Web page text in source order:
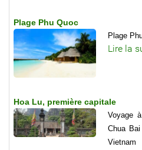
Plage Phu Quoc
Plage
Lire la
Hoa Lu, première capitale
Voyage
Chua
Vietnam